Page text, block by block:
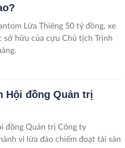
Lửa Thiêng 50 tỷ đồng, xe
sở hữu của cựu Chủ tịch Trịnh
Hội đồng Quản trị
đồng Quản trị Công ty
vi lừa đảo chiếm đoạt tài sản